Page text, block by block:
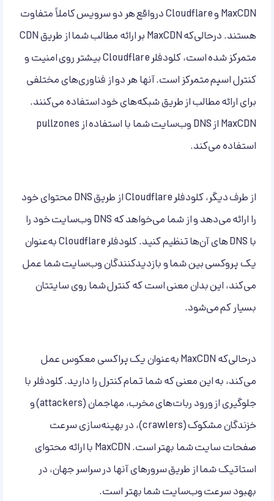
MaxCDN و Cloudflare درواقع هر دو سرویس کاملاً متفاوت
هستند. درحالی‌که MaxCDN بر ارائه مطالب شما از طریق CDN
متمرکز شده است، کلودفلر Cloudflare بیشتر روی امنیت و
کنترل اسپم متمرکز است. آنها هر دو از فناوری‌های مختلفی
برای ارائه مطالب از طریق شبکه‌های خود استفاده می‌کنند.
MaxCDN از DNS وب‌سایت شما با استفاده از pullzones
استفاده می‌کند.
از طرف دیگر، کلودفلر Cloudflare از طریق DNS محتوای خود
را ارائه می‌دهد و از شما می‌خواهد که DNS وب‌سایت خود را
با DNS های آن‌ها تنظیم کنید. کلودفلر Cloudflare به‌عنوان
یک پروکسی بین شما و بازدیدکنندگان وب‌سایت شما عمل
می‌کند، این بدان معنی است که کنترل شما روی سایتتان
بسیار کم می‌شود.
درحالی‌که MaxCDN به‌عنوان یک پراکسی معکوس عمل
می‌کند، به این معنی که شما تمام کنترل را دارید. کلودفلر با
جلوگیری از ورود ربات‌های مخرب، مهاجمان (attackers) و
خزندگان مشکوک (crawlers)، در بهینه‌سازی سرعت
صفحات سایت شما بهتر است. MaxCDN با ارائه محتوای
استاتیک شما از طریق سرورهای آنها در سراسر جهان، در
بهبود سرعت وب‌سایت شما بهتر است.